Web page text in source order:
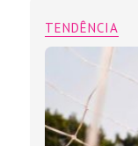
TENDÊNCIA